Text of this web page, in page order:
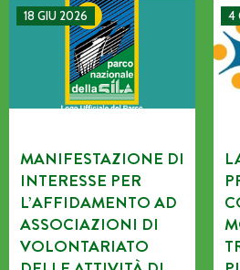
18 GIU 2026
MANIFESTAZIONE DI
MANIFESTAZIONE DI
INTERESSE PER
L’AFFIDAMENTO AD
ASSOCIAZIONI DI
VOLONTARIATO
4
La